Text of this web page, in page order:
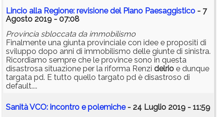
Lincio alla Regione: revisione del Piano Paesaggistico - 7
Agosto 2019 - 07:08
Provincia sbloccata da immobilismo
Finalmente una giunta provinciale con idee e propositi di
sviluppo dopo anni di immobilismo delle giunte di sinistra.
Ricordiamo sempre che le province sono in questa
disastrosa situazione per la riforma Renzi delrio e dunque
targata pd. E tutto quello targato pd è disastroso di
default....
Sanità VCO: incontro e polemiche- 24 Luglio 2019 - 11:59